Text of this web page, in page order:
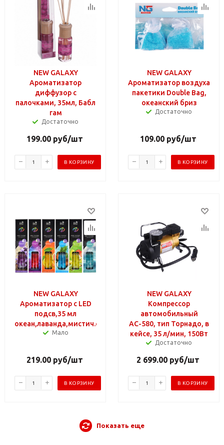
NEW GALAXY
Ароматизатор
диффузор с
палочками, 35мл, Бабл
гам
Достаточно
199.00руб/шт
В КОРЗИНУ
NEW GALAXY
Ароматизатор воздуха
пакетики Double Bag,
океанский бриз
Достаточно
109.00руб/шт
В КОРЗИНУ
NEW GALAXY
Ароматизатор с LED
подсв,35 мл
океан,лаванда,мистич.сад,летн.бриз,цитрус,райск.насл
Мало
219.00руб/шт
В КОРЗИНУ
NEW GALAXY
Компрессор
автомобильный
АС-580, тип Торнадо, в
кейсе, 35 л/мин, 150Вт
Достаточно
2 699.00 руб/шт
В КОРЗИНУ
Показать еще